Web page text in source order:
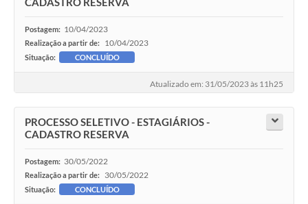
Postagem: 10/04/2023
Realização a partir de: 10/04/2023
Situação: CONCLUÍDO
Atualizado em: 31/05/2023 às 11h25
PROCESSO SELETIVO - ESTAGIÁRIOS -
CADASTRO RESERVA
Postagem: 30/05/2022
Realização a partir de: 30/05/2022
Situação: CONCLUÍDO